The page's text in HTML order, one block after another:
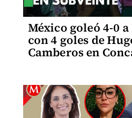
México goleó 4-0
con 4 goles de
Camberos en